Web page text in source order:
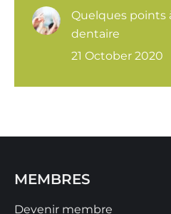
Quelques points
dentaire
21 October 2020
MEMBRES
Devenir membre